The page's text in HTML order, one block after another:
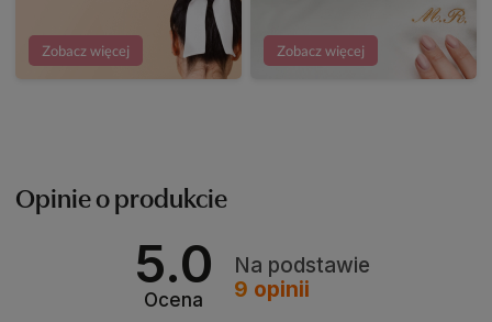
Zobacz więcej Zobacz więcej
Opinie o produkcie
5.0
Ocena
Na podstawie
9 opinii